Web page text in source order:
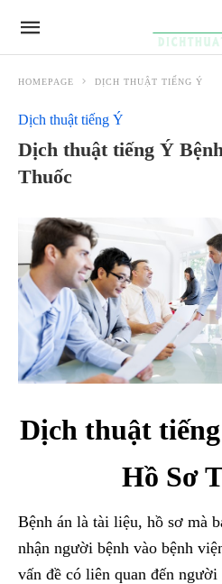
HOMEPAGE DỊCH THUẬT TIẾNG Ý
Dịch thuật tiếng Ý
Dịch thuật tiếng Ý
Thuốc
Dịch thuật
Hồ Sơ
Bệnh án là tài liệu, hồ sơ mà
nhận người bệnh vào bệnh
vấn đề có liên quan đến